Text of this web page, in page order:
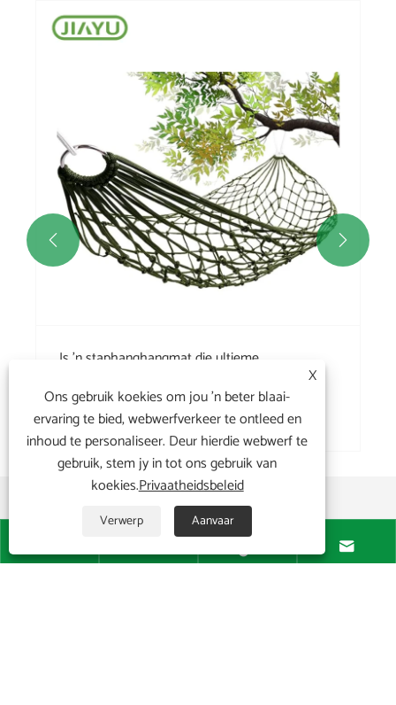
Is 'n staphanghangmat die ultieme
Sien meer >>
 

X
Ons gebruik koekies om jou 'n beter blaai-
ervaring te bied, webwerfverkeer te ontleed en
inhoud te personaliseer. Deur hierdie webwerf te
gebruik, stem jy in tot ons gebruik van
koekies.Privaatheidsbeleid
Verwerp Aanvaar